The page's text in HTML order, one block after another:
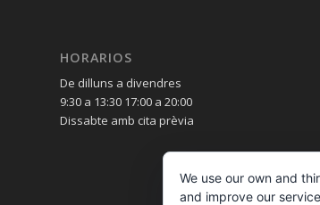
HORARIOS
De dilluns a divendres
9:30 a 13:30 17:00 a 20:00
Dissabte amb cita prèvia
We use our own and
and improve our